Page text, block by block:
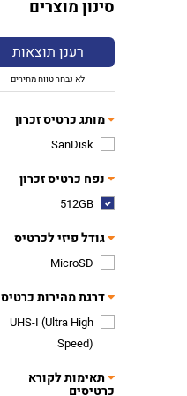
סינון מוצרים
רענן תוצאות
לא נבחר טווח מחירים
מותג כרטיס זכרון
SanDisk
נפח כרטיס זכרון
512GB
גודל פיזי לכרטיס
MicroSD
דרגת מהירות כרטיס
UHS-I (Ultra High
Speed)
תאימות לקורא
כרטיסים